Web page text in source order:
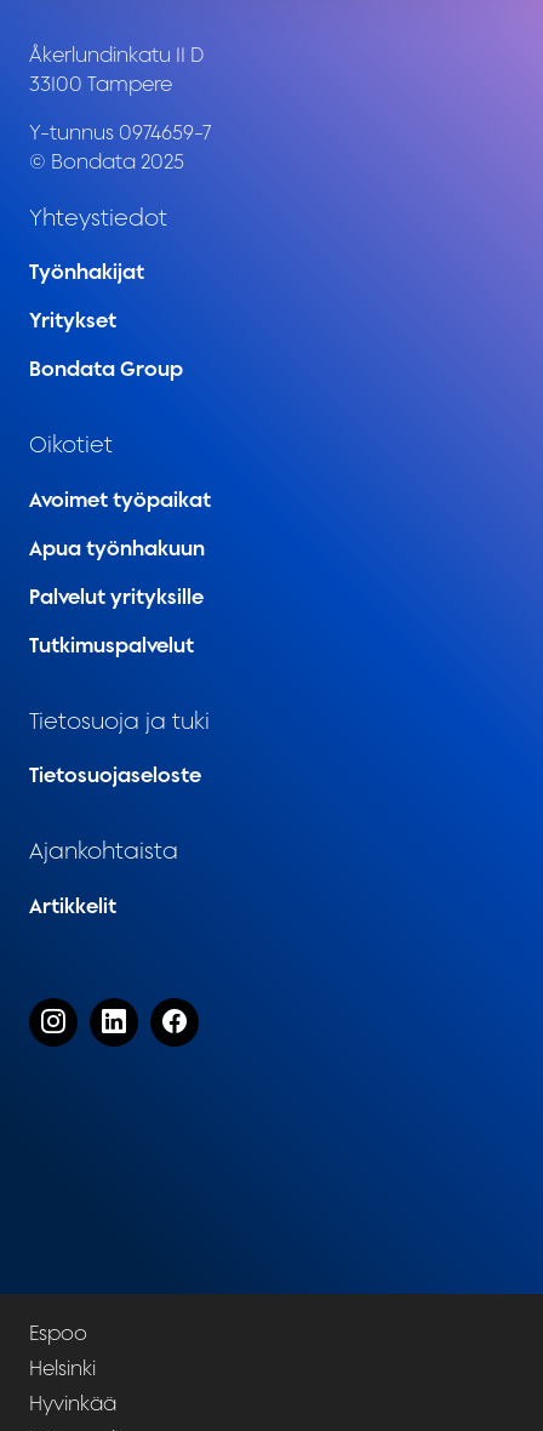
Åkerlundinkatu 11 D
33100 Tampere
Y-tunnus 0974659-7
© Bondata 2025
Yhteystiedot
Työnhakijat
Yritykset
Bondata Group
Oikotiet
Avoimet työpaikat
Apua työnhakuun
Palvelut yrityksille
Tutkimuspalvelut
Tietosuoja ja tuki
Tietosuojaseloste
Ajankohtaista
Artikkelit
Espoo
Helsinki
Hyvinkää